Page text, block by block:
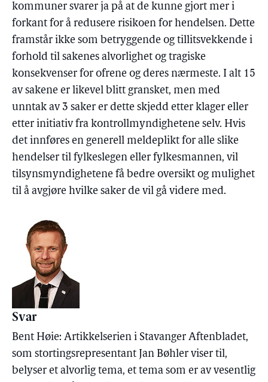
kommuner svarer ja på at de kunne gjort mer i
forkant for å redusere risikoen for hendelsen. Dette
framstår ikke som betryggende og tillitsvekkende i
forhold til sakenes alvorlighet og tragiske
konsekvenser for ofrene og deres nærmeste. I alt 15
av sakene er likevel blitt gransket, men med
unntak av 3 saker er dette skjedd etter klager eller
etter initiativ fra kontrollmyndighetene selv. Hvis
det innføres en generell meldeplikt for alle slike
hendelser til fylkeslegen eller fylkesmannen, vil
tilsynsmyndighetene få bedre oversikt og mulighet
til å avgjøre hvilke saker de vil gå videre med.
Svar
Bent Høie: Artikkelserien i Stavanger Aftenbladet,
som stortingsrepresentant Jan Bøhler viser til,
belyser et alvorlig tema, et tema som er av vesentlig